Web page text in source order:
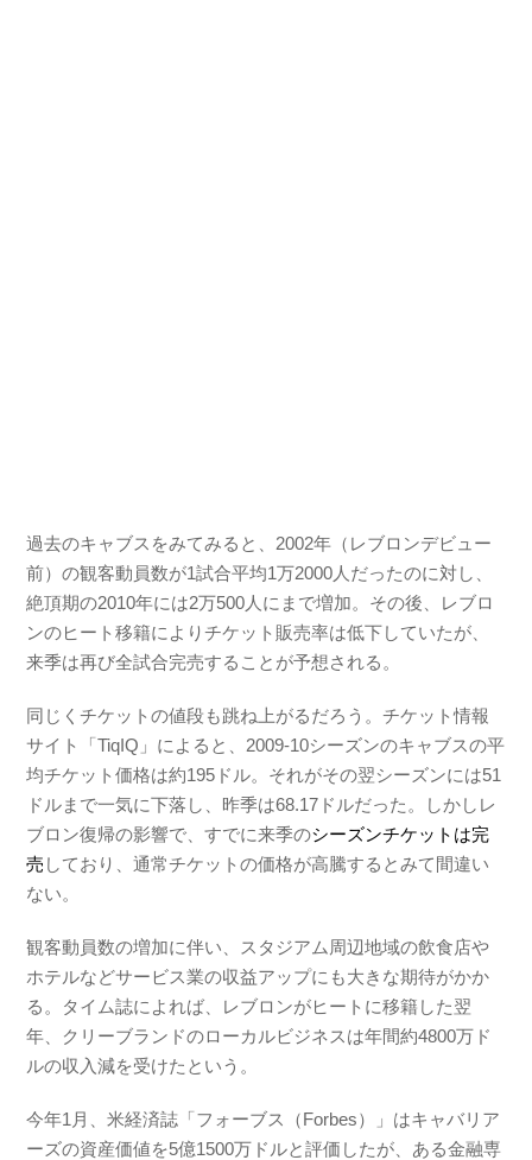
過去のキャブスをみてみると、2002年（レブロンデビュー
前）の観客動員数が1試合平均1万2000人だったのに対し、
絶頂期の2010年には2万500人にまで増加。その後、 レブロ
ンのヒート移籍によりチケット販売率は低下していたが、
来季は再び全試合完売することが予想される。
同じくチケットの値段も跳ね上がるだろう。チケット情報
サイト「TiqIQ 」によると、2009-10シーズンのキャブスの平
均チケット価格は約195ドル。それがその翌シーズンには51
ドルまで一気に下落し、昨季は68.17ドルだった。しかし レ
ブロン復帰の影響で、すでに来季のシーズンチケットは完
売 しており、通常チケットの価格が高騰するとみて間違い
ない。
観客動員数の増加に伴い、スタジアム周辺地域の飲食店や
ホテルなどサービス業の収益アップにも大きな期待がかか
る。タイム誌によれば、レブロンがヒートに移籍した翌
年、クリーブランドのローカルビジネスは年間約4800万ド
ルの収入減を受けたという。
今年1月、米経済誌「フォーブス（Forbes）」 はキャバリア
ーズの資産価値を5億1500万ドルと評価したが、ある金融専